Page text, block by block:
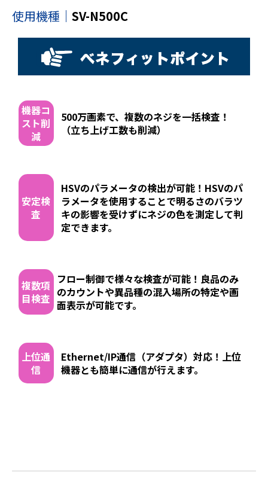
使用機種 ｜ SV-N500C
機器コ
スト削
減
500万画素で、複数のネジを⼀括検査！
（⽴ち上げ⼯数も削減）
安定検
査
HSVのパラメータの検出が可能！HSVのパ
ラメータを使⽤することで明るさのバラツ
キの影響を受けずにネジの⾊を測定して判
定できます。
複数項
目検査
フロー制御で様々な検査が可能！良品のみ
のカウントや異品種の混⼊場所の特定や画
⾯表⽰が可能です。
上位通
信
Ethernet/IP通信（アダプタ）対応！上位
機器とも簡単に通信が⾏えます。